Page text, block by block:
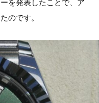
を発表したことで、ア
のです。